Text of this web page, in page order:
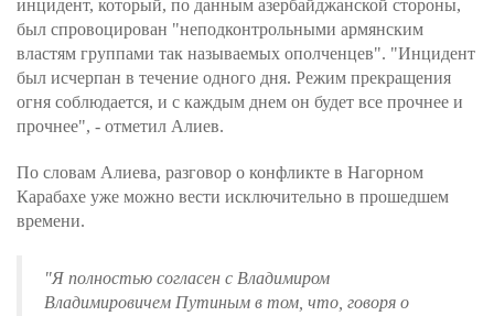
инцидент, который, по данным азербайджанской стороны,
был спровоцирован "неподконтрольными армянским
властям группами так называемых ополченцев". "Инцидент
был исчерпан в течение одного дня. Режим прекращения
огня соблюдается, и с каждым днем он будет все прочнее и
прочнее", - отметил Алиев.
По словам Алиева, разговор о конфликте в Нагорном
Карабахе уже можно вести исключительно в прошедшем
времени.
"Я полностью согласен с Владимиром
Владимировичем Путиным в том, что, говоря о